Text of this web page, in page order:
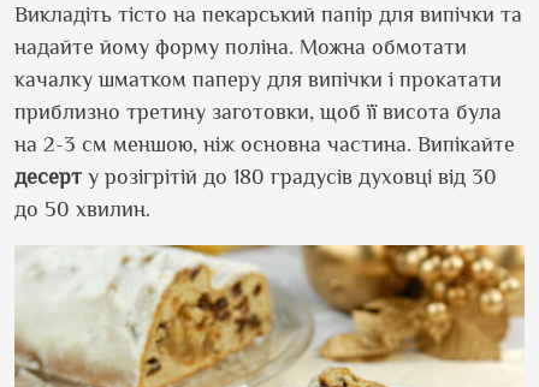
Викладіть тісто на пекарський папір для випічки та
надайте йому форму поліна. Можна обмотати
качалку шматком паперу для випічки і прокатати
приблизно третину заготовки, щоб її висота була
на 2-3 см меншою, ніж основна частина. Випікайте
десерт у розігрітій до 180 градусів духовці від 30
до 50 хвилин.